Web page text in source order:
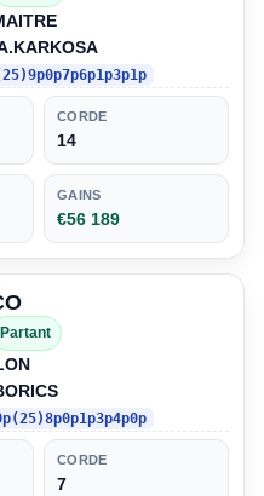
CORDE
14
GAINS
€56 189
Partant
CORDE
7